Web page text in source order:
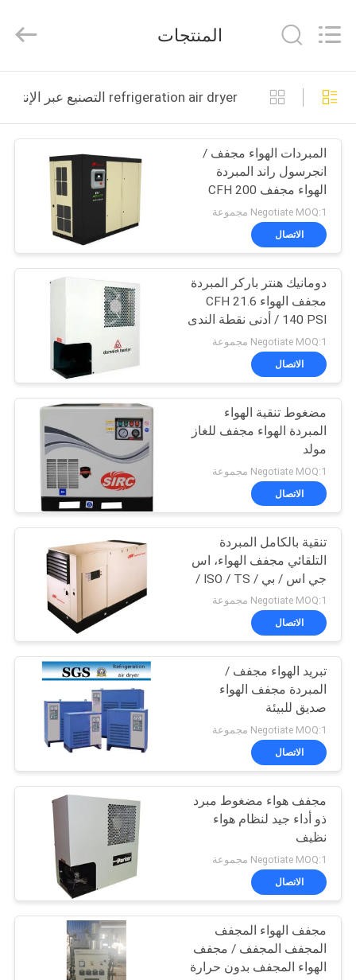
بيت
منتجات
معلومات
جولة
المصنع
مراقبة
الجودة
اتصل
أخبار
القضايا
اطلب
عرض
أسعار
NEWS
خريطة
الموقع
سياسة
الخصوصية
Technology
Co.,Ltd.
Reserved.
المنتجات
refrigeration air dryer التصنيع عبر الإنترنت
المبردات الهواء مجفف /
انجرسول راند المبردة
الهواء مجفف 200 CFH
Negotiate MOQ:1 مجموعة
الاتصال
دومانيك هنتر باركر المبردة
مجفف الهواء 21.6 CFH
140 PSI / أدنى نقطة الندى
36 ° F
Negotiate MOQ:1 مجموعة
الاتصال
مضغوط تنقية الهواء
المبردة الهواء مجفف للغاز
مولد
Negotiate MOQ:1 مجموعة
الاتصال
تنقية بالكامل المبردة
التلقائي مجفف الهواء، اس
جي اس / بي / ISO / TS /
م الموافقة
Negotiate MOQ:1 مجموعة
الاتصال
تبريد الهواء مجفف /
المبردة مجفف الهواء
صديق للبيئة
Negotiate MOQ:1 مجموعة
الاتصال
مجفف هواء مضغوط مبرد
ذو أداء جيد لنظام هواء
نظيف
Negotiate MOQ:1 مجموعة
الاتصال
مجفف الهواء المجفف
المجفف المجفف / مجفف
الهواء المجفف بدون حرارة